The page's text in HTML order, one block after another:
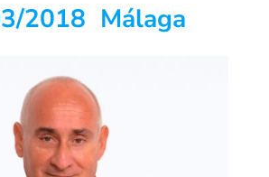
2018 Málaga